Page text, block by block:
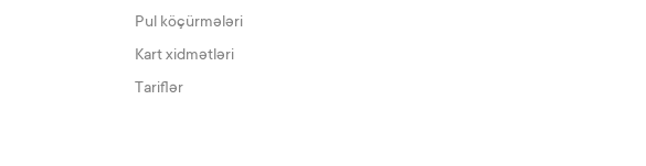
Pul köçürmələri
Kart xidmətləri
Tariflər